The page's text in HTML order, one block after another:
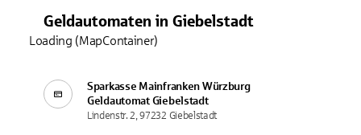
Geldautomaten in Giebelstadt
Sparkasse Mainfranken Würzburg
Geldautomat Giebelstadt
Lindenstr. 2, 97232 Giebelstadt
Loading (MapContainer)